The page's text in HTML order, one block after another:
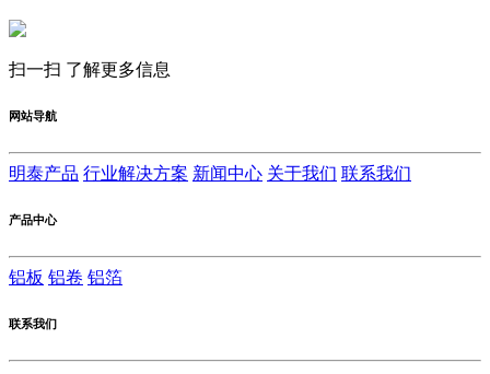
扫一扫 了解更多信息
网站导航
明泰产品 行业解决方案 新闻中心 关于我们 联系我们
产品中心
铝板 铝卷 铝箔
联系我们